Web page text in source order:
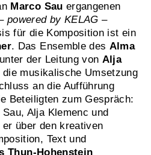
Marco Sau ergangenen
powered by KELAG –
für die Komposition ist ein
. Das Ensemble des Alma
unter der Leitung von Alja
musikalische Umsetzung
an die Aufführung
Beteiligten zum Gespräch:
Alja Klemenc und
über den kreativen
Text und
Thun-Hohenstein